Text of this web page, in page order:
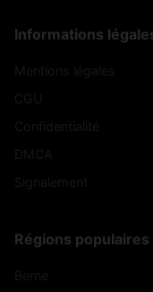
Informations
Régions populaires